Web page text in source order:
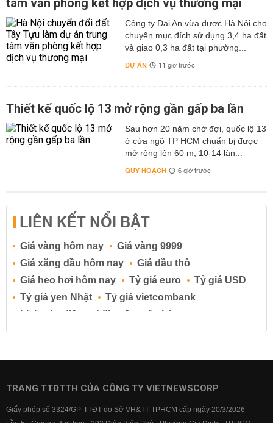
tâm văn phòng kết hợp dịch vụ thương mại
Công ty Đại An vừa được Hà Nội cho
chuyển mục đích sử dụng 3,4 ha đất
và giao 0,3 ha đất tại phường...
DỰ ÁN 11 giờ trước
Thiết kế quốc lộ 13 mở rộng gần gấp ba lần
Sau hơn 20 năm chờ đợi, quốc lộ 13
ở cửa ngõ TP HCM chuẩn bị được
mở rộng lên 60 m, 10-14 làn...
QUY HOẠCH 6 giờ trước
LIÊN KẾT NỔI BẬT
Giá vàng hôm nay
Giá vàng 9999
Giá xăng dầu hôm nay
Giá dầu thô
Giá heo hơi hôm nay
Tỷ giá euro
Tỷ giá USD
Tỷ giá yen Nhật
Tỷ giá vietcombank
Lịch cúp điện
Lãi suất ngân hàng
Lãi suất tiết kiệm
Lãi suất tiền gửi
Lãi suất ngân hàng BIDV
Lãi suất ngân hàng Vietcombank
TRANG TTĐTTH CỦA CÔNG TY VIETNEWSCORP
Giấy phép số 3324/GP-TTĐT do Sở VH&TT TPHCM cấp ngày 20/3/2026